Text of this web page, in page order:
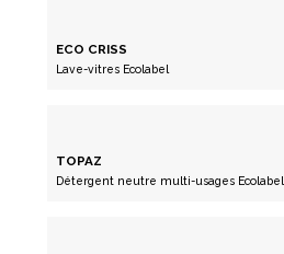
ECO CRISS
Lave-vitres Ecolabel
TOPAZ
Détergent neutre multi-usages Ecolabel